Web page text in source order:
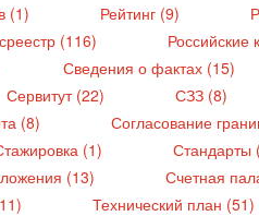
(1) Рейтинг (9)
(116)
Российские
Сведения о фактах (15)
Сервитут (22) СЗЗ (8)
(8) Согласование
(1) Стандарты
(13)
Счетная
Технический план (51)